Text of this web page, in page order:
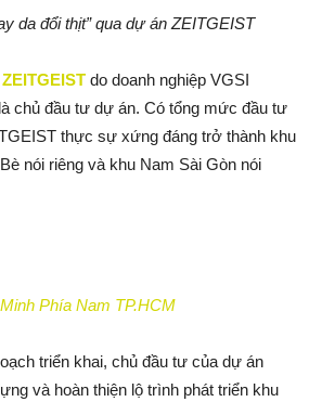
da đổi thịt” qua dự án ZEITGEIST
do doanh nghiệp VGSI
chủ đầu tư dự án. Có tổng mức đầu tư
thực sự xứng đáng trở thành khu
nói riêng và khu Nam Sài Gòn nói
Phía Nam TP.HCM
triển khai, chủ đầu tư của dự án
và hoàn thiện lộ trình phát triển khu